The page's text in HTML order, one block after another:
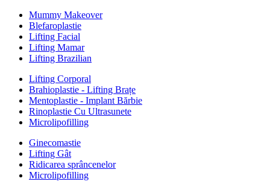
Mummy Makeover
Blefaroplastie
Lifting Facial
Lifting Mamar
Lifting Brazilian
Lifting Corporal
Brahioplastie - Lifting Brațe
Mentoplastie - Implant Bărbie
Rinoplastie Cu Ultrasunete
Microlipofilling
Ginecomastie
Lifting Gât
Ridicarea sprâncenelor
Microlipofilling